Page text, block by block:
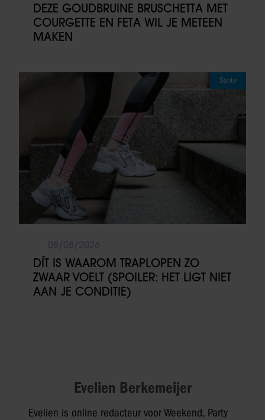
DEZE GOUDBRUINE BRUSCHETTA MET
COURGETTE EN FETA WIL JE METEEN
MAKEN
Sante
DÍT IS WAAROM TRAPLOPEN ZO
ZWAAR VOELT (SPOILER: HET LIGT NIET
AAN JE CONDITIE)
Evelien Berkemeijer
Evelien is online redacteur voor Weekend, Party